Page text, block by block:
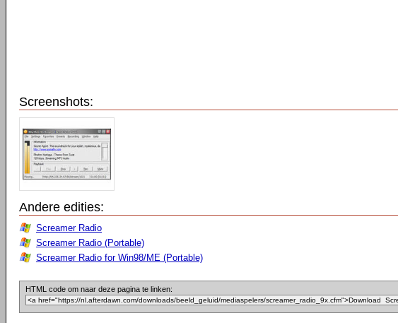
Screenshots:
Andere edities:
Screamer Radio
Screamer Radio (Portable)
Screamer Radio for Win98/ME (Portable)
HTML code om naar deze pagina te linken: